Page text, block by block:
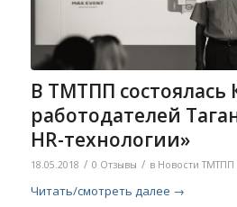
В ТМТПП
работодателей
HR-технологии»
18.05.2018 / 0 Отзывы / в Новости ТМТПП
Читать/смотреть далее →